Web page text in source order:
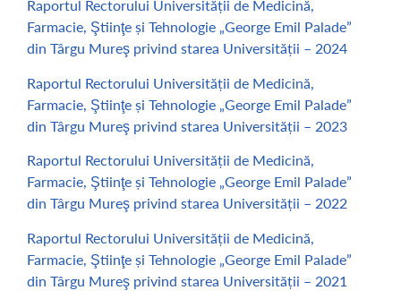
Raportul Rectorului Universității de Medicină,
Farmacie, Ştiinţe și Tehnologie „George Emil Palade”
din Târgu Mureş privind starea Universității – 2024
Raportul Rectorului Universității de Medicină,
Farmacie, Ştiinţe și Tehnologie „George Emil Palade”
din Târgu Mureş privind starea Universității – 2023
Raportul Rectorului Universității de Medicină,
Farmacie, Ştiinţe și Tehnologie „George Emil Palade”
din Târgu Mureş privind starea Universității – 2022
Raportul Rectorului Universității de Medicină,
Farmacie, Ştiinţe și Tehnologie „George Emil Palade”
din Târgu Mureş privind starea Universității – 2021